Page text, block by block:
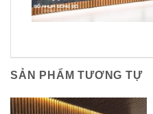
SẢN PHẨM TƯƠNG TỰ